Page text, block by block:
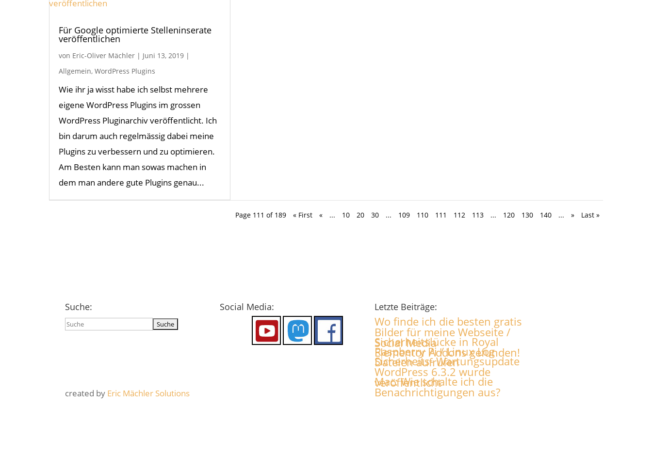
Für Google optimierte Stelleninserate
veröffentlichen
von Eric-Oliver Mächler| Juni 13, 2019|
Allgemein, WordPress Plugins
Wie ihr ja wisst habe ich selbst mehrere
eigene WordPress Plugins im grossen
WordPress Pluginarchiv veröffentlicht. Ich
bin darum auch regelmässig dabei meine
Plugins zu verbessern und zu optimieren.
Am Besten kann man sowas machen in
dem man andere gute Plugins genau...
Page 111 of 189 « First « ... 10 20 30 ... 109 110 111 112 113 ... 120 130 140 ... » Last »
Suche:
Suchen
Social Media: Letzte Beiträge:
Wo finde ich die besten gratis
Bilder für meine Webseite /
Social Media
Sicherheitslücke in Royal
Elementor Addons gefunden!
Raspberry Pi / Linux Log
Dateien aufrufen
Sicherheits- Wartungsupdate
WordPress 6.3.2 wurde
veröffentlicht
Mac: Wie schalte ich die
Benachrichtigungen aus?
created by Eric Mächler Solutions